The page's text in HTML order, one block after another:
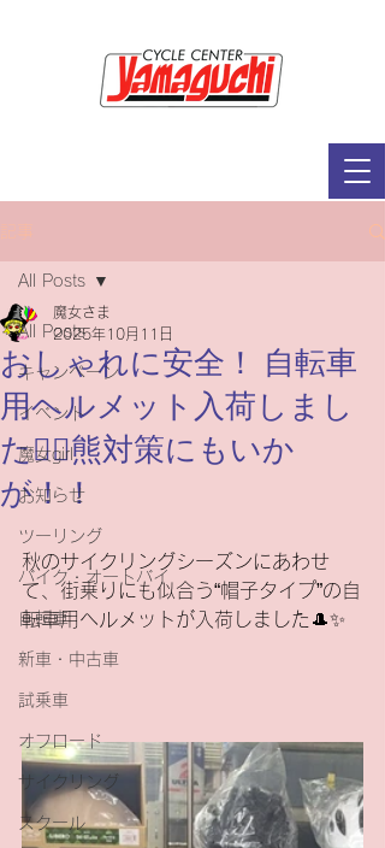
All Posts
キャンペーン
イベント
魔女girl
お知らせ
ツーリング
バイク・オートバイ
自転車
新車・中古車
試乗車
オフロード
サイクリング
スクール
All Posts
おしゃれに安全！ 自転車
用ヘルメット入荷しまし
た🚴‍♀️熊対策にもいか
が！！
魔女さま
2025年10月11日
秋のサイクリングシーズンにあわせ
て、街乗りにも似合う“帽子タイプ”の自
転車用ヘルメットが入荷しました🎩✨